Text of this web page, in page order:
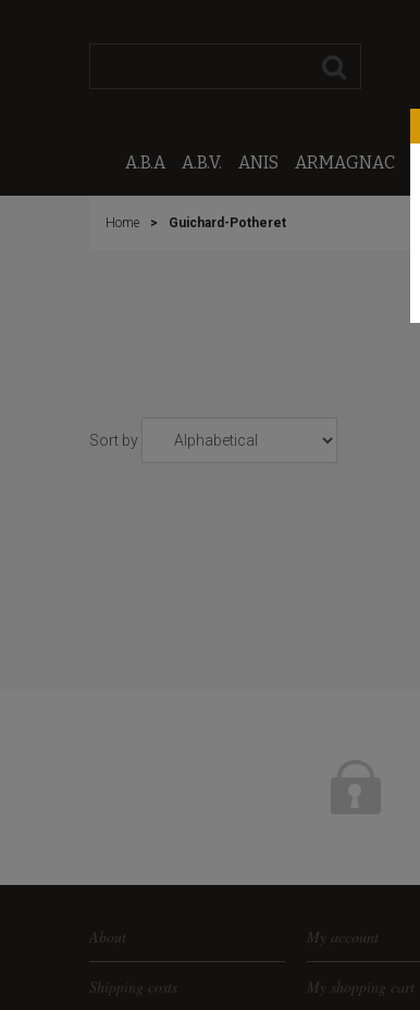
A.B.A A.B.V. ANIS ARMAGNAC
Home Guichard-Potheret
Sort by
About My account
Shipping costs My shopping cart